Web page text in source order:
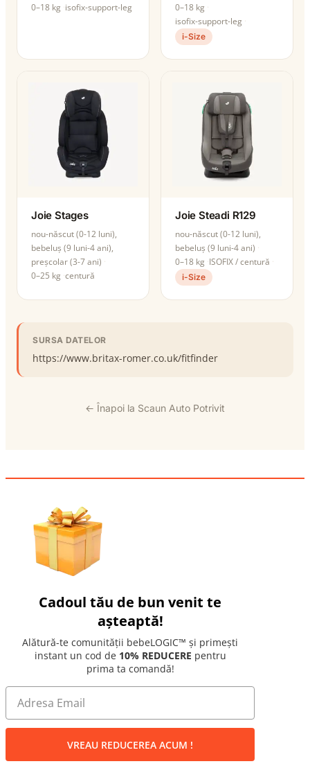
0–18 kg isofix-support-leg
0–18 kg
isofix-support-leg
i-Size
Joie Stages
nou-născut (0-12 luni),
bebeluș (9 luni-4 ani),
preșcolar (3-7 ani)
0–25 kg centură
Joie Steadi R129
nou-născut (0-12 luni),
bebeluș (9 luni-4 ani)
0–18 kg ISOFIX / centură
i-Size
SURSA DATELOR
https://www.britax-romer.co.uk/fitfinder
← Înapoi la Scaun Auto Potrivit
Cadoul tău de bun venit te
așteaptă!
Alătură-te comunității bebeLOGIC™ și primești
instant un cod de 10% REDUCERE pentru
prima ta comandă!
VREAU REDUCEREA ACUM !